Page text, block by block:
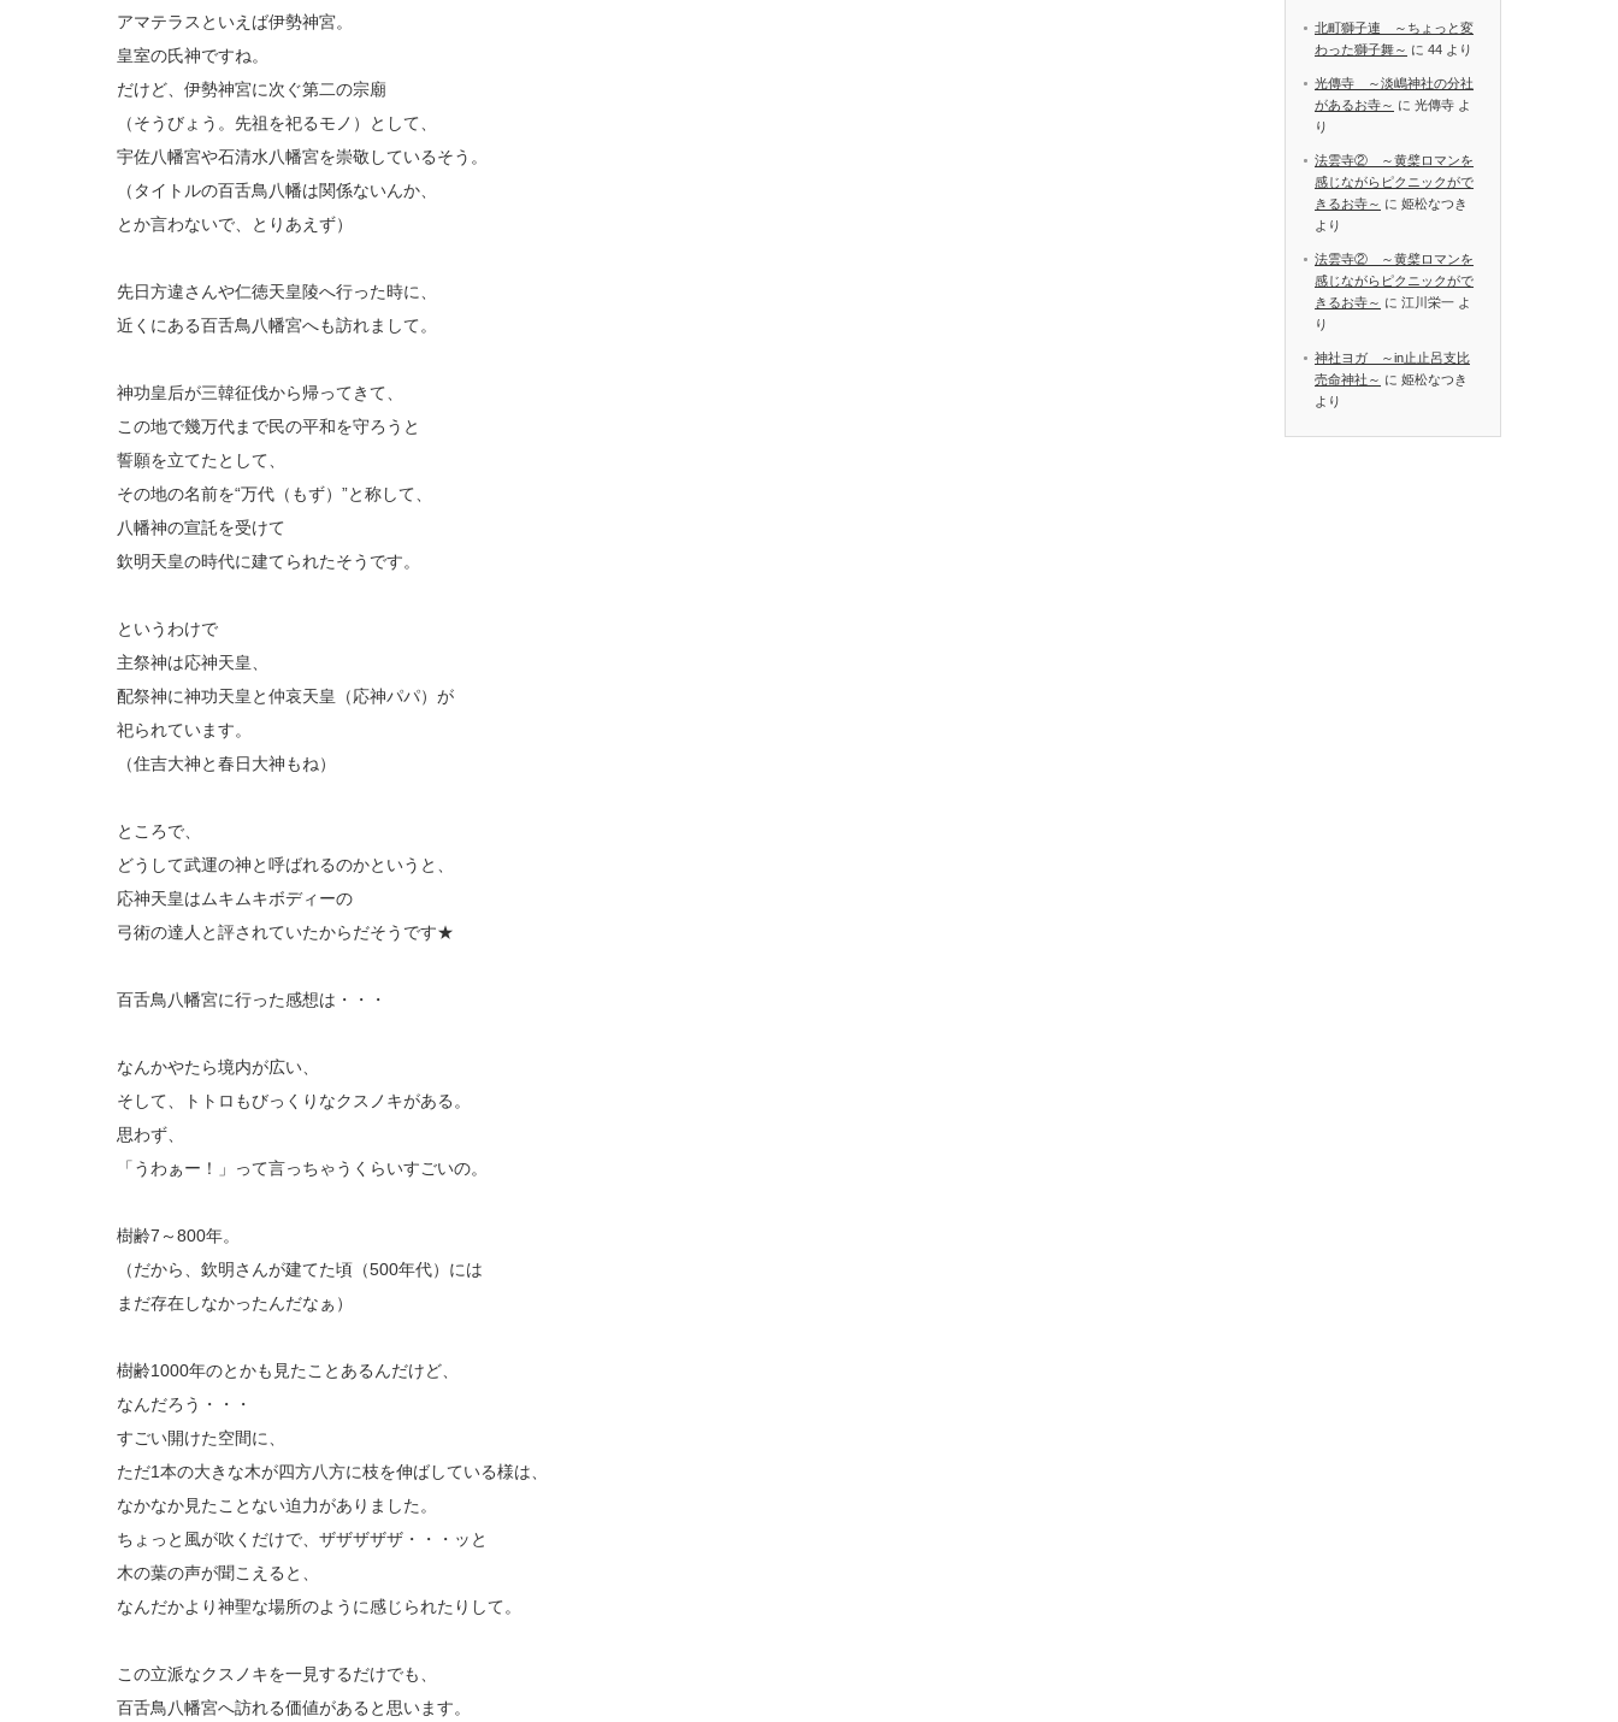
アマテラスといえば伊勢神宮。
皇室の氏神ですね。
だけど、伊勢神宮に次ぐ第二の宗廟
（そうびょう。先祖を祀るモノ）として、
宇佐八幡宮や石清水八幡宮を崇敬しているそう。
（タイトルの百舌鳥八幡は関係ないんか、
とか言わないで、とりあえず）
先日方違さんや仁徳天皇陵へ行った時に、
近くにある百舌鳥八幡宮へも訪れまして。
神功皇后が三韓征伐から帰ってきて、
この地で幾万代まで民の平和を守ろうと
誓願を立てたとして、
その地の名前を“万代（もず）”と称して、
八幡神の宣託を受けて
欽明天皇の時代に建てられたそうです。
というわけで
主祭神は応神天皇、
配祭神に神功天皇と仲哀天皇（応神パパ）が
祀られています。
（住吉大神と春日大神もね）
ところで、
どうして武運の神と呼ばれるのかというと、
応神天皇はムキムキボディーの
弓術の達人と評されていたからだそうです★
百舌鳥八幡宮に行った感想は・・・
なんかやたら境内が広い、
そして、トトロもびっくりなクスノキがある。
思わず、
「うわぁー！」って言っちゃうくらいすごいの。
樹齢7～800年。
（だから、欽明さんが建てた頃（500年代）には
まだ存在しなかったんだなぁ）
樹齢1000年のとかも見たことあるんだけど、
なんだろう・・・
すごい開けた空間に、
ただ1本の大きな木が四方八方に枝を伸ばしている様は、
なかなか見たことない迫力がありました。
ちょっと風が吹くだけで、ザザザザザ・・・ッと
木の葉の声が聞こえると、
なんだかより神聖な場所のように感じられたりして。
この立派なクスノキを一見するだけでも、
百舌鳥八幡宮へ訪れる価値があると思います。
北町獅子連 ～ちょっと変
わった獅子舞～ に 44 より
光傳寺 ～淡嶋神社の分社
があるお寺～ に 光傳寺 よ
り
法雲寺② ～黄檗ロマンを
感じながらピクニックがで
きるお寺～ に 姫松なつき
より
法雲寺② ～黄檗ロマンを
感じながらピクニックがで
きるお寺～ に 江川栄一 よ
り
神社ヨガ ～in止止呂支比
売命神社～ に 姫松なつき
より